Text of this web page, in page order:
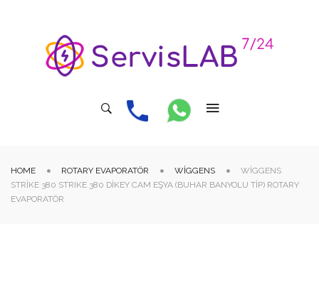
HOME ROTARY EVAPORATÖR WIGGENS
WIGGENS
STRIKE 380 STRIKE 380 DIKEY CAM EŞYA (BUHAR BANYOLU TIP) ROTARY
EVAPORATÖR